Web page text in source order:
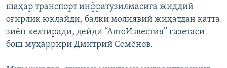
шаҳар транспорт инфратузилмасига жиддий
оғирлик юклайди, балки молиявий жиҳатдан катта
зиён келтиради, дейди “АвтоИзвестия” газетаси
бош муҳаррири Дмитрий Семëнов.